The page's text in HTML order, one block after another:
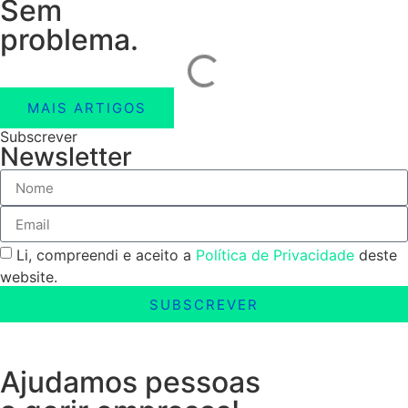
Sem
problema.
MAIS ARTIGOS
Subscrever
Newsletter
Li, compreendi e aceito a Política de Privacidade deste
website.
SUBSCREVER
Ajudamos pessoas